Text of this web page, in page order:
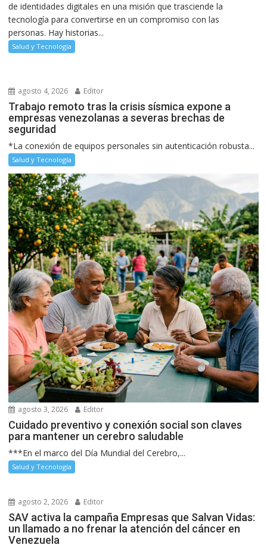
de identidades digitales en una misión que trasciende la
tecnología para convertirse en un compromiso con las
personas. Hay historias...
Salud y Tecnología
agosto 4, 2026 Editor
Trabajo remoto tras la crisis sísmica expone a
empresas venezolanas a severas brechas de
seguridad
*La conexión de equipos personales sin autenticación robusta...
Salud y Tecnología
agosto 3, 2026 Editor
Cuidado preventivo y conexión social son claves
para mantener un cerebro saludable
***En el marco del Día Mundial del Cerebro,...
Salud y Tecnología
agosto 2, 2026 Editor
SAV activa la campaña Empresas que Salvan Vidas:
un llamado a no frenar la atención del cáncer en
Venezuela